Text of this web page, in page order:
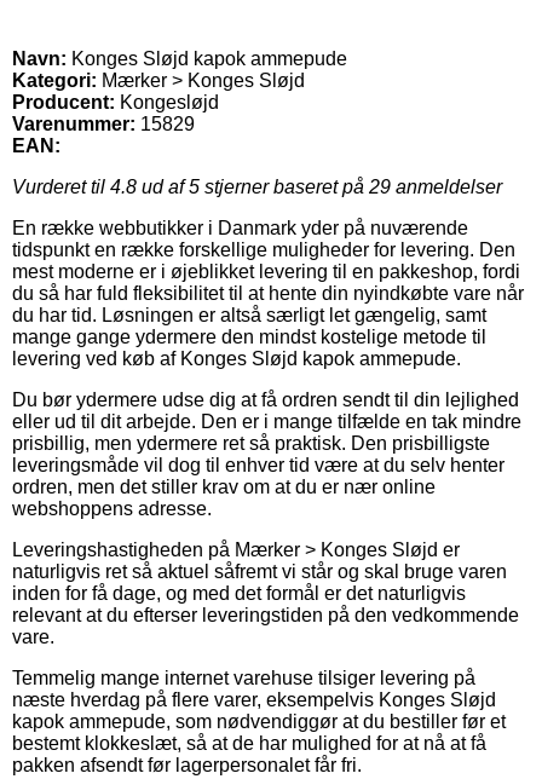
Navn: Konges Sløjd kapok ammepude
Kategori: Mærker > Konges Sløjd
Producent: Kongesløjd
Varenummer: 15829
EAN:
Vurderet til 4.8 ud af 5 stjerner baseret på 29 anmeldelser
En række webbutikker i Danmark yder på nuværende
tidspunkt en række forskellige muligheder for levering. Den
mest moderne er i øjeblikket levering til en pakkeshop, fordi
du så har fuld fleksibilitet til at hente din nyindkøbte vare når
du har tid. Løsningen er altså særligt let gængelig, samt
mange gange ydermere den mindst kostelige metode til
levering ved køb af Konges Sløjd kapok ammepude.
Du bør ydermere udse dig at få ordren sendt til din lejlighed
eller ud til dit arbejde. Den er i mange tilfælde en tak mindre
prisbillig, men ydermere ret så praktisk. Den prisbilligste
leveringsmåde vil dog til enhver tid være at du selv henter
ordren, men det stiller krav om at du er nær online
webshoppens adresse.
Leveringshastigheden på Mærker > Konges Sløjd er
naturligvis ret så aktuel såfremt vi står og skal bruge varen
inden for få dage, og med det formål er det naturligvis
relevant at du efterser leveringstiden på den vedkommende
vare.
Temmelig mange internet varehuse tilsiger levering på
næste hverdag på flere varer, eksempelvis Konges Sløjd
kapok ammepude, som nødvendiggør at du bestiller før et
bestemt klokkeslæt, så at de har mulighed for at nå at få
pakken afsendt før lagerpersonalet får fri.